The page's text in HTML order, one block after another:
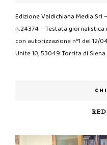
Edizione Valdichiana Media Srl
n.24374 – Testata
con autorizzazione n°1 del 12/
Unite 10, 53049 Torrita di Siena